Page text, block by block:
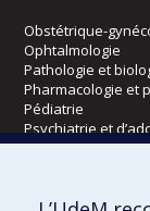
Obstétrique-
Ophtalmologie
Pathologie et
Pharmacologie et
Pédiatrie
Psychiatrie et
Radiologie, radio-